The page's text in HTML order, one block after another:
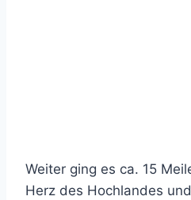
Weiter ging es ca. 15
Herz des Hochlandes